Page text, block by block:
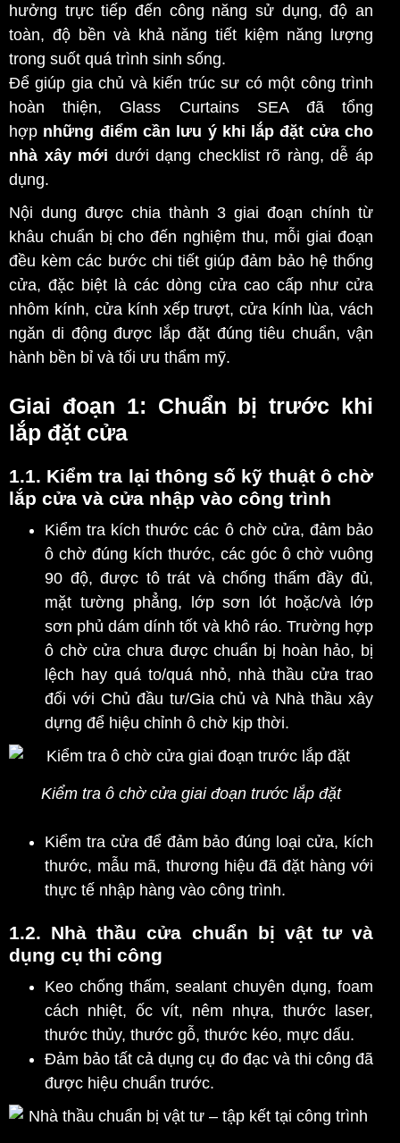
hưởng trực tiếp đến công năng sử dụng, độ an
toàn, độ bền và khả năng tiết kiệm năng lượng
trong suốt quá trình sinh sống.
Để giúp gia chủ và kiến trúc sư có một công trình
hoàn thiện, Glass Curtains SEA đã tổng
hợp những điểm cần lưu ý khi lắp đặt cửa cho
nhà xây mới dưới dạng checklist rõ ràng, dễ áp
dụng.
Nội dung được chia thành 3 giai đoạn chính từ
khâu chuẩn bị cho đến nghiệm thu, mỗi giai đoạn
đều kèm các bước chi tiết giúp đảm bảo hệ thống
cửa, đặc biệt là các dòng cửa cao cấp như cửa
nhôm kính, cửa kính xếp trượt, cửa kính lùa, vách
ngăn di động được lắp đặt đúng tiêu chuẩn, vận
hành bền bỉ và tối ưu thẩm mỹ.
Giai đoạn 1: Chuẩn bị trước khi
lắp đặt cửa
1.1. Kiểm tra lại thông số kỹ thuật ô chờ
lắp cửa và cửa nhập vào công trình
Kiểm tra kích thước các ô chờ cửa, đảm bảo
ô chờ đúng kích thước, các góc ô chờ vuông
90 độ, được tô trát và chống thấm đầy đủ,
mặt tường phẳng, lớp sơn lót hoặc/và lớp
sơn phủ dám dính tốt và khô ráo. Trường hợp
ô chờ cửa chưa được chuẩn bị hoàn hảo, bị
lệch hay quá to/quá nhỏ, nhà thầu cửa trao
đổi với Chủ đầu tư/Gia chủ và Nhà thầu xây
dựng để hiệu chỉnh ô chờ kịp thời.
Kiểm tra ô chờ cửa giai đoạn trước lắp đặt
Kiểm tra cửa để đảm bảo đúng loại cửa, kích
thước, mẫu mã, thương hiệu đã đặt hàng với
thực tế nhập hàng vào công trình.
1.2. Nhà thầu cửa chuẩn bị vật tư và
dụng cụ thi công
Keo chống thấm, sealant chuyên dụng, foam
cách nhiệt, ốc vít, nêm nhựa, thước laser,
thước thủy, thước gỗ, thước kéo, mực dấu.
Đảm bảo tất cả dụng cụ đo đạc và thi công đã
được hiệu chuẩn trước.